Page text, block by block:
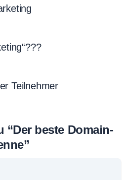
Teilnehmer
“Der beste Domain-
”